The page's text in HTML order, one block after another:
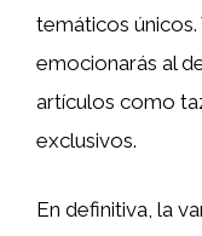
temáticos
emocionarás al
artículos como
exclusivos.
En definitiva, la